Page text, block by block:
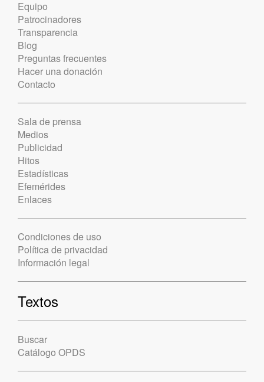
Equipo
Patrocinadores
Transparencia
Blog
Preguntas frecuentes
Hacer una donación
Contacto
Sala de prensa
Medios
Publicidad
Hitos
Estadísticas
Efemérides
Enlaces
Condiciones de uso
Política de privacidad
Información legal
Textos
Buscar
Catálogo OPDS